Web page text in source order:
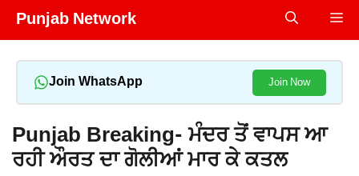
Skip
Punjab Network
Join WhatsApp Join Now
Punjab Breaking- ਮੰਦਰ ਤੋਂ ਵਾਪਸ ਆ
ਰਹੀ ਔਰਤ ਦਾ ਗੋਲੀਆਂ ਮਾਰ ਕੇ ਕਤਲ